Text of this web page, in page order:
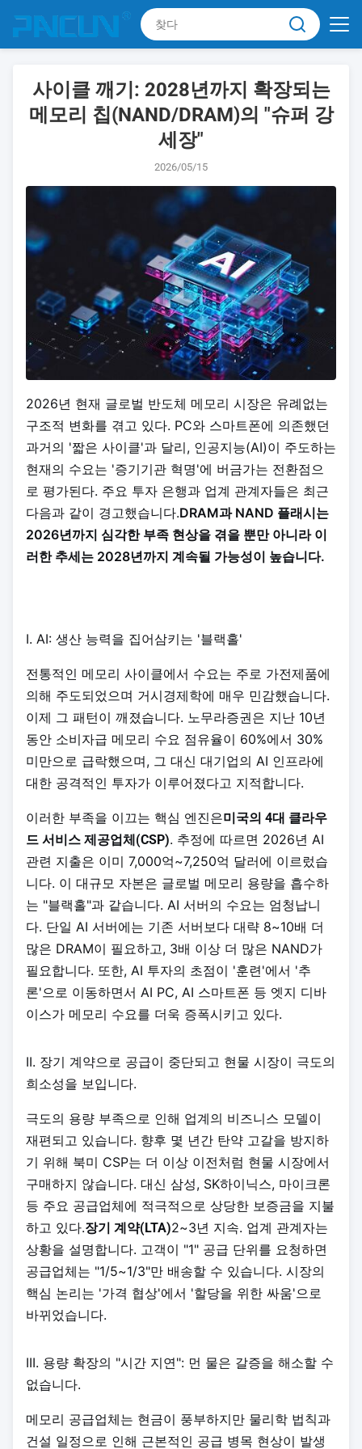
사이클 깨기: 2028년까지 확장되는
메모리 칩(NAND/DRAM)의 "슈퍼 강
세장"
2026/05/15
2026년 현재 글로벌 반도체 메모리 시장은 유례없는
구조적 변화를 겪고 있다. PC와 스마트폰에 의존했던
과거의 '짧은 사이클'과 달리, 인공지능(AI)이 주도하는
현재의 수요는 '증기기관 혁명'에 버금가는 전환점으
로 평가된다. 주요 투자 은행과 업계 관계자들은 최근
다음과 같이 경고했습니다.DRAM과 NAND 플래시는
2026년까지 심각한 부족 현상을 겪을 뿐만 아니라 이
러한 추세는 2028년까지 계속될 가능성이 높습니다.
I. AI: 생산 능력을 집어삼키는 '블랙홀'
전통적인 메모리 사이클에서 수요는 주로 가전제품에
의해 주도되었으며 거시경제학에 매우 민감했습니다.
이제 그 패턴이 깨졌습니다. 노무라증권은 지난 10년
동안 소비자급 메모리 수요 점유율이 60%에서 30%
미만으로 급락했으며, 그 대신 대기업의 AI 인프라에
대한 공격적인 투자가 이루어졌다고 지적합니다.
이러한 부족을 이끄는 핵심 엔진은미국의 4대 클라우
드 서비스 제공업체(CSP). 추정에 따르면 2026년 AI
관련 지출은 이미 7,000억~7,250억 달러에 이르렀습
니다. 이 대규모 자본은 글로벌 메모리 용량을 흡수하
는 "블랙홀"과 같습니다. AI 서버의 수요는 엄청납니
다. 단일 AI 서버에는 기존 서버보다 대략 8~10배 더
많은 DRAM이 필요하고, 3배 이상 더 많은 NAND가
필요합니다. 또한, AI 투자의 초점이 '훈련'에서 '추
론'으로 이동하면서 AI PC, AI 스마트폰 등 엣지 디바
이스가 메모리 수요를 더욱 증폭시키고 있다.
II. 장기 계약으로 공급이 중단되고 현물 시장이 극도의
희소성을 보입니다.
극도의 용량 부족으로 인해 업계의 비즈니스 모델이
재편되고 있습니다. 향후 몇 년간 탄약 고갈을 방지하
기 위해 북미 CSP는 더 이상 이전처럼 현물 시장에서
구매하지 않습니다. 대신 삼성, SK하이닉스, 마이크론
등 주요 공급업체에 적극적으로 상당한 보증금을 지불
하고 있다.장기 계약(LTA)2~3년 지속. 업계 관계자는
상황을 설명합니다. 고객이 "1" 공급 단위를 요청하면
공급업체는 "1/5~1/3"만 배송할 수 있습니다. 시장의
핵심 논리는 '가격 협상'에서 '할당을 위한 싸움'으로
바뀌었습니다.
III. 용량 확장의 "시간 지연": 먼 물은 갈증을 해소할 수
없습니다.
메모리 공급업체는 현금이 풍부하지만 물리학 법칙과
건설 일정으로 인해 근본적인 공급 병목 현상이 발생